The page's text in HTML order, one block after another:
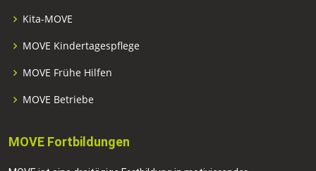
Kita-MOVE
MOVE Kindertagespflege
MOVE Frühe Hilfen
MOVE Betriebe
MOVE Fortbildungen